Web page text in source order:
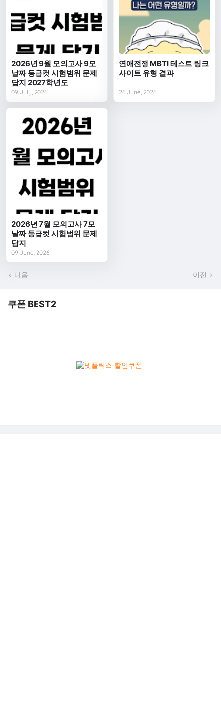
2026년 9월 모의고사 9모
날짜 등급컷 시험범위 문제
답지 2027학년도
09 July, 2026
연애전쟁 MBTI 테스트 링크
사이트 유형 결과
26 June, 2026
2026년 7월 모의고사 7모
날짜 등급컷 시험범위 문제
답지
09 June, 2026
다음 이전
쿠폰 BEST2